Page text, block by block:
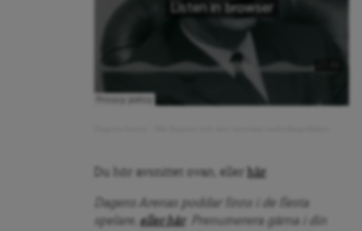
Du hör avsnittet ovan, eller här
Dagens Arenas poddar finns i de flesta
spelare, eller här . Prenumerera gärna i din